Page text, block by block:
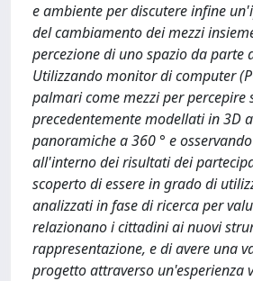
e ambiente per discutere infine
del cambiamento dei mezzi
percezione di uno spazio da parte
Utilizzando monitor di computer
palmari come mezzi per percepire
precedentemente modellati in 3D
panoramiche a 360 ° e
all'interno dei risultati dei
scoperto di essere in grado di
analizzati in fase di ricerca per
relazionano i cittadini ai nuovi
rappresentazione, e di avere una
progetto attraverso un'esperienza